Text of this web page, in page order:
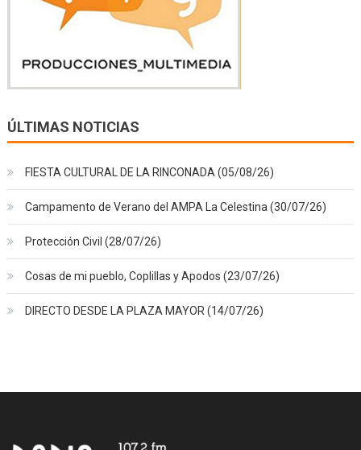
ÚLTIMAS NOTICIAS
FIESTA CULTURAL DE LA RINCONADA (05/08/26)
Campamento de Verano del AMPA La Celestina (30/07/26)
Protección Civil (28/07/26)
Cosas de mi pueblo, Coplillas y Apodos (23/07/26)
DIRECTO DESDE LA PLAZA MAYOR (14/07/26)